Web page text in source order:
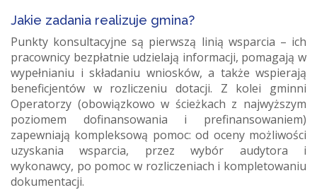
Jakie zadania realizuje gmina?
Punkty konsultacyjne są pierwszą linią wsparcia – ich
pracownicy bezpłatnie udzielają informacji, pomagają w
wypełnianiu i składaniu wniosków, a także wspierają
beneficjentów w rozliczeniu dotacji. Z kolei gminni
Operatorzy (obowiązkowo w ścieżkach z najwyższym
poziomem dofinansowania i prefinansowaniem)
zapewniają kompleksową pomoc: od oceny możliwości
uzyskania wsparcia, przez wybór audytora i
wykonawcy, po pomoc w rozliczeniach i kompletowaniu
dokumentacji.